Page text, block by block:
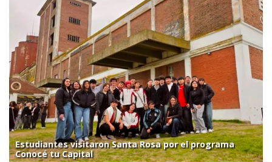
Estudiantes visitaron Santa Rosa por el programa
Conocé tu Capital